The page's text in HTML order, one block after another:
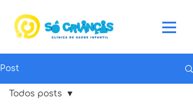
Post
Todos posts